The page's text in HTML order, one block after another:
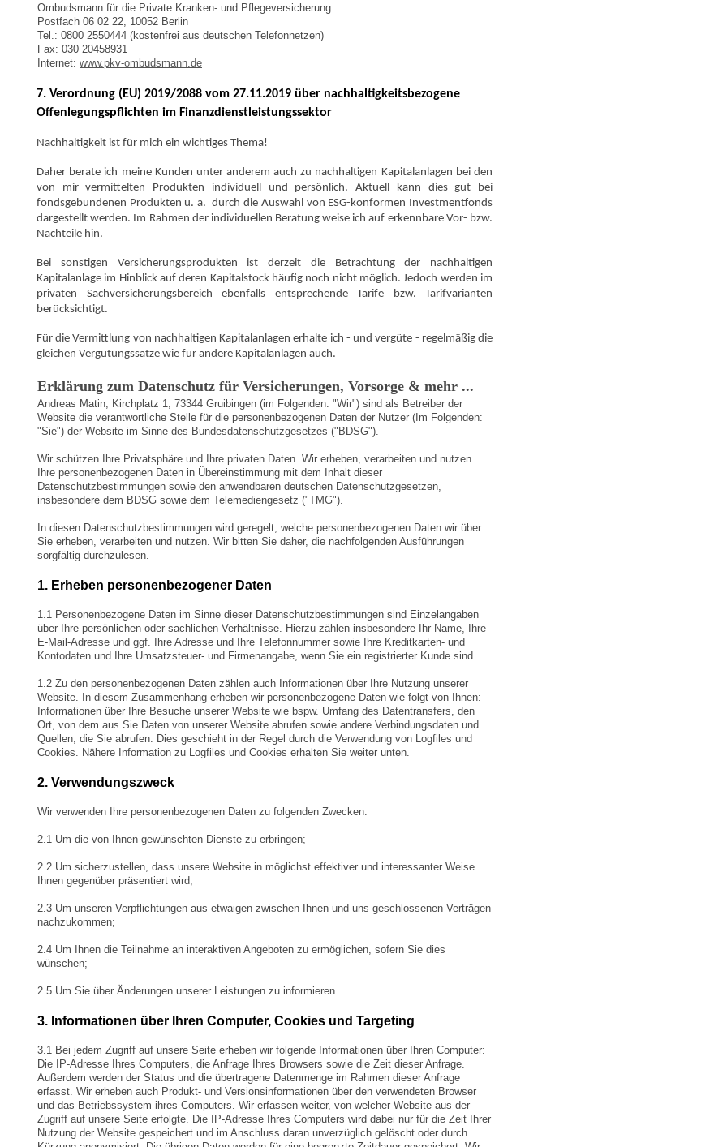
Ombudsmann für die Private Kranken- und Pflegeversicherung
Postfach 06 02 22, 10052 Berlin
Tel.: 0800 2550444 (kostenfrei aus deutschen Telefonnetzen)
Fax: 030 20458931
Internet: www.pkv-ombudsmann.de
7. Verordnung (EU) 2019/2088 vom 27.11.2019 über nachhaltigkeitsbezogene
Offenlegungspflichten im Finanzdienstleistungssektor
Nachhaltigkeit ist für mich ein wichtiges Thema!
Daher berate ich meine Kunden unter anderem auch zu nachhaltigen Kapitalanlagen bei den
von mir vermittelten Produkten individuell und persönlich. Aktuell kann dies gut bei
fondsgebundenen Produkten u. a. durch die Auswahl von ESG-konformen Investmentfonds
dargestellt werden. Im Rahmen der individuellen Beratung weise ich auf erkennbare Vor- bzw.
Nachteile hin.
Bei sonstigen Versicherungsprodukten ist derzeit die Betrachtung der nachhaltigen
Kapitalanlage im Hinblick auf deren Kapitalstock häufig noch nicht möglich. Jedoch werden im
privaten Sachversicherungsbereich ebenfalls entsprechende Tarife bzw. Tarifvarianten
berücksichtigt.
Für die Vermittlung von nachhaltigen Kapitalanlagen erhalte ich - und vergüte - regelmäßig die
gleichen Vergütungssätze wie für andere Kapitalanlagen auch.
Erklärung zum Datenschutz für Versicherungen, Vorsorge & mehr ...
Andreas Matin, Kirchplatz 1, 73344 Gruibingen (im Folgenden: "Wir") sind als Betreiber der
Website die verantwortliche Stelle für die personenbezogenen Daten der Nutzer (Im Folgenden:
"Sie") der Website im Sinne des Bundesdatenschutzgesetzes ("BDSG").
Wir schützen Ihre Privatsphäre und Ihre privaten Daten. Wir erheben, verarbeiten und nutzen
Ihre personenbezogenen Daten in Übereinstimmung mit dem Inhalt dieser
Datenschutzbestimmungen sowie den anwendbaren deutschen Datenschutzgesetzen,
insbesondere dem BDSG sowie dem Telemediengesetz ("TMG").
In diesen Datenschutzbestimmungen wird geregelt, welche personenbezogenen Daten wir über
Sie erheben, verarbeiten und nutzen. Wir bitten Sie daher, die nachfolgenden Ausführungen
sorgfältig durchzulesen.
1. Erheben personenbezogener Daten
1.1 Personenbezogene Daten im Sinne dieser Datenschutzbestimmungen sind Einzelangaben
über Ihre persönlichen oder sachlichen Verhältnisse. Hierzu zählen insbesondere Ihr Name, Ihre
E-Mail-Adresse und ggf. Ihre Adresse und Ihre Telefonnummer sowie Ihre Kreditkarten- und
Kontodaten und Ihre Umsatzsteuer- und Firmenangabe, wenn Sie ein registrierter Kunde sind.
1.2 Zu den personenbezogenen Daten zählen auch Informationen über Ihre Nutzung unserer
Website. In diesem Zusammenhang erheben wir personenbezogene Daten wie folgt von Ihnen:
Informationen über Ihre Besuche unserer Website wie bspw. Umfang des Datentransfers, den
Ort, von dem aus Sie Daten von unserer Website abrufen sowie andere Verbindungsdaten und
Quellen, die Sie abrufen. Dies geschieht in der Regel durch die Verwendung von Logfiles und
Cookies. Nähere Information zu Logfiles und Cookies erhalten Sie weiter unten.
2. Verwendungszweck
Wir verwenden Ihre personenbezogenen Daten zu folgenden Zwecken:
2.1 Um die von Ihnen gewünschten Dienste zu erbringen;
2.2 Um sicherzustellen, dass unsere Website in möglichst effektiver und interessanter Weise
Ihnen gegenüber präsentiert wird;
2.3 Um unseren Verpflichtungen aus etwaigen zwischen Ihnen und uns geschlossenen Verträgen
nachzukommen;
2.4 Um Ihnen die Teilnahme an interaktiven Angeboten zu ermöglichen, sofern Sie dies
wünschen;
2.5 Um Sie über Änderungen unserer Leistungen zu informieren.
3. Informationen über Ihren Computer, Cookies und Targeting
3.1 Bei jedem Zugriff auf unsere Seite erheben wir folgende Informationen über Ihren Computer:
Die IP-Adresse Ihres Computers, die Anfrage Ihres Browsers sowie die Zeit dieser Anfrage.
Außerdem werden der Status und die übertragene Datenmenge im Rahmen dieser Anfrage
erfasst. Wir erheben auch Produkt- und Versionsinformationen über den verwendeten Browser
und das Betriebssystem ihres Computers. Wir erfassen weiter, von welcher Website aus der
Zugriff auf unsere Seite erfolgte. Die IP-Adresse Ihres Computers wird dabei nur für die Zeit Ihrer
Nutzung der Website gespeichert und im Anschluss daran unverzüglich gelöscht oder durch